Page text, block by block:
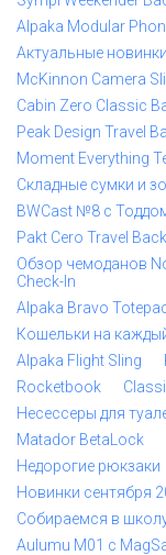
Alpaka Modular
Актуальные
McKinnon Camera
Cabin Zero Classic
Peak Design Travel
Moment Everything
Складные сумки и
BWCast №8 с
Pakt Cero Travel
Обзор чемоданов
Check-In
Alpaka Bravo
Кошельки на
Alpaka Flight Sling
Rocketbook
Несессеры для
Matador BetaLock
Недорогие рюкзаки
Новинки сентября
Собираемся в
Aulumu M01 с